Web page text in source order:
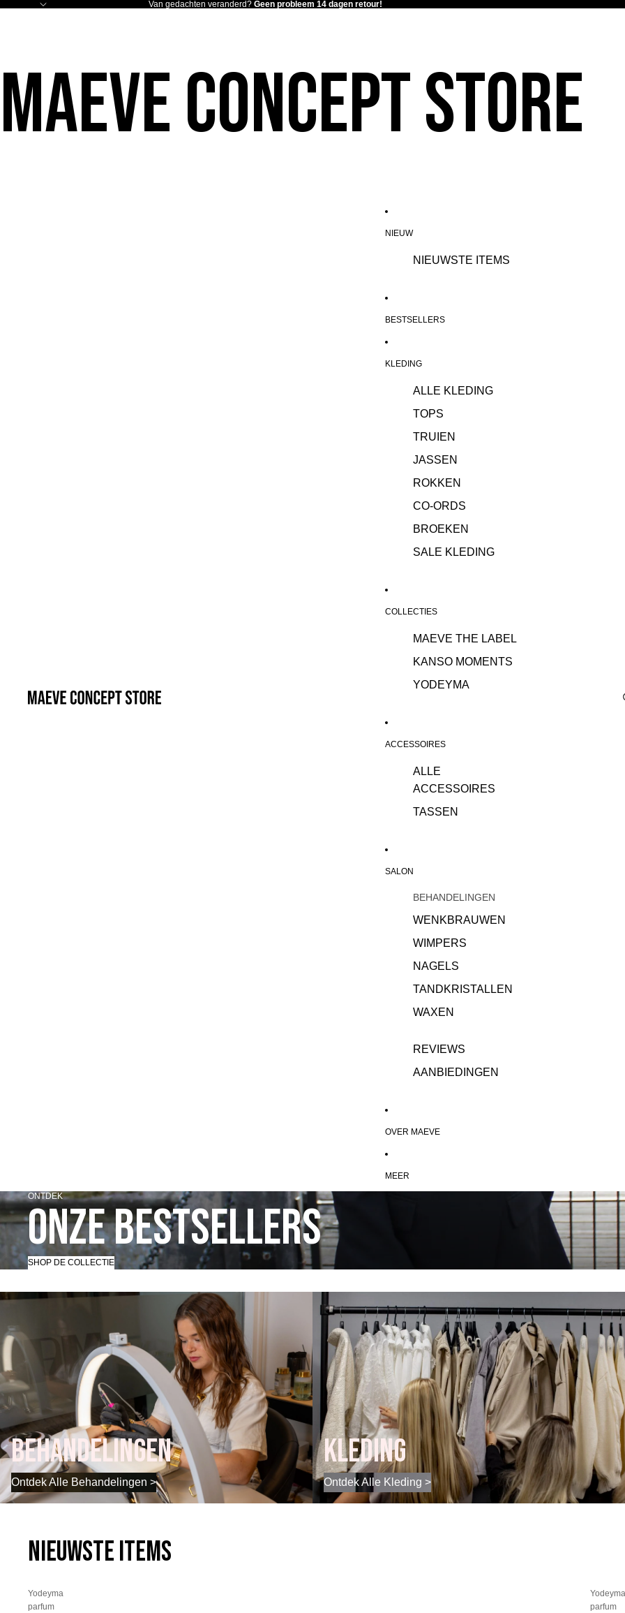
Van gedachten veranderd? Geen probleem 14 dagen retour!
Maeve Concept Store
NIEUW
NIEUWSTE ITEMS
BESTSELLERS
KLEDING
ALLE KLEDING
TOPS
TRUIEN
JASSEN
ROKKEN
CO-ORDS
BROEKEN
SALE KLEDING
COLLECTIES
MAEVE THE LABEL
KANSO MOMENTS
YODEYMA
ACCESSOIRES
ALLE
ACCESSOIRES
TASSEN
SALON
BEHANDELINGEN
WENKBRAUWEN
WIMPERS
NAGELS
TANDKRISTALLEN
WAXEN
REVIEWS
AANBIEDINGEN
OVER MAEVE
MEER
ONTDEK
Onze bestsellers
SHOP DE COLLECTIE
Behandelingen
Ontdek Alle Behandelingen >
Kleding
Ontdek Alle Kleding >
Nieuwste Items
Yodeyma
parfum
parfum